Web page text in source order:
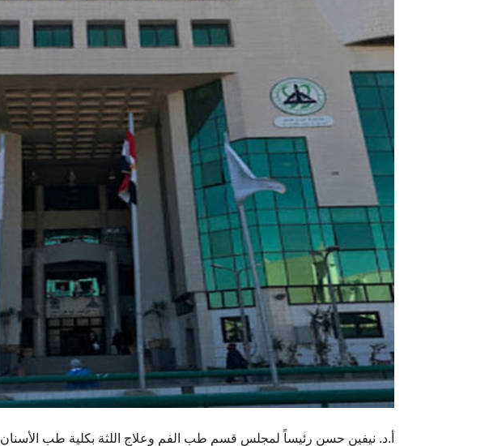
أ.د. نيفين حسن رئيساً لمجلس قسم طب الفم وعلاج اللثة بكلية طب الأسنان